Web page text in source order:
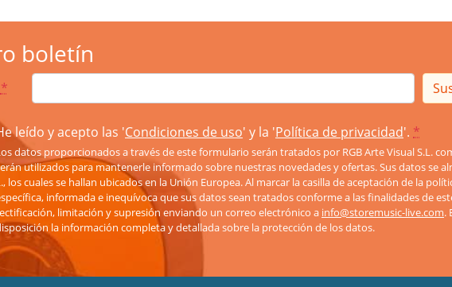
boletín
*
leído y acepto las 'Condiciones de uso' y la 'Política de privacidad'. *
datos proporcionados a través de este formulario serán tratados por RGB Arte Visual S.L.
utilizados para mantenerle informado sobre nuestras novedades y ofertas. Sus datos se
los cuales se hallan ubicados en la Unión Europea. Al marcar la casilla de aceptación de la
informada e inequívoca que sus datos sean tratados conforme a las finalidades de
limitación y supresión enviando un correo electrónico a info@storemusic-live.com.
la información completa y detallada sobre la protección de los datos.